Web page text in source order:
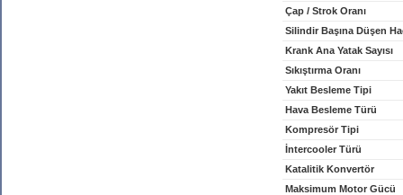
Çap / Strok Oranı
Silindir Başına Düşen
Krank Ana Yatak Sayısı
Sıkıştırma Oranı
Yakıt Besleme Tipi
Hava Besleme Türü
Kompresör Tipi
İntercooler Türü
Katalitik Konvertör
Maksimum Motor Gücü